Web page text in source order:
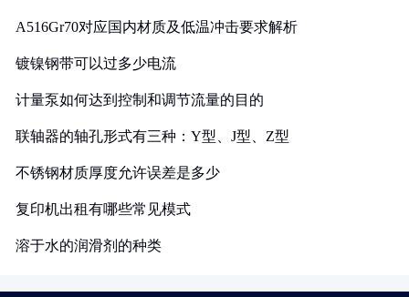
A516Gr70对应国内材质及低温冲击要求解析
镀镍钢带可以过多少电流
计量泵如何达到控制和调节流量的目的
联轴器的轴孔形式有三种：Y型、J型、Z型
不锈钢材质厚度允许误差是多少
复印机出租有哪些常见模式
溶于水的润滑剂的种类